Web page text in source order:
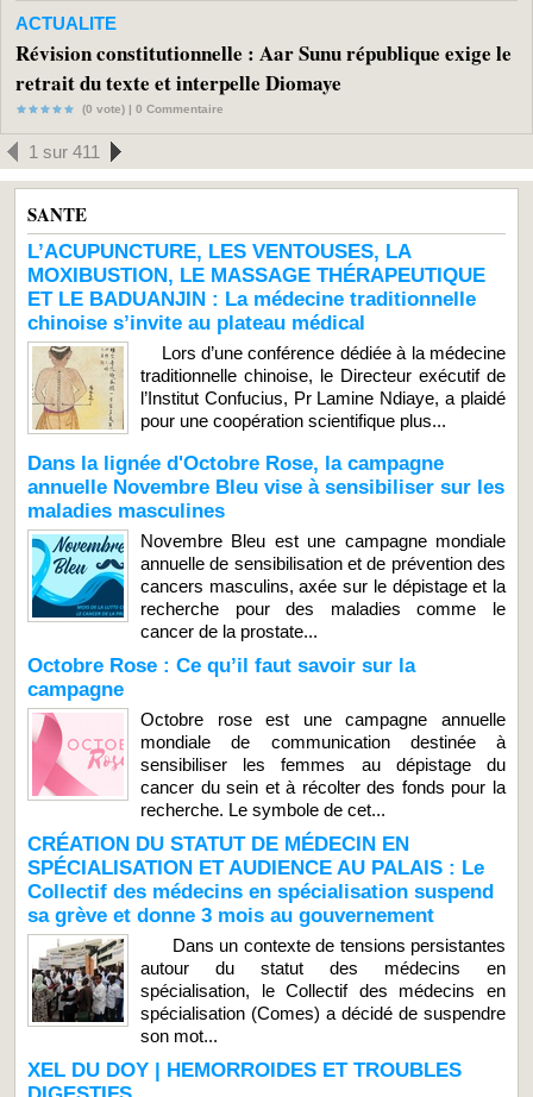
ACTUALITE
Révision constitutionnelle : Aar Sunu république exige le
retrait du texte et interpelle Diomaye
(0 vote) | 0 Commentaire
1 sur 411
SANTE
L’ACUPUNCTURE, LES VENTOUSES, LA
MOXIBUSTION, LE MASSAGE THÉRAPEUTIQUE
ET LE BADUANJIN : La médecine traditionnelle
chinoise s’invite au plateau médical
Lors d’une conférence dédiée à la médecine
traditionnelle chinoise, le Directeur exécutif de
l’Institut Confucius, Pr Lamine Ndiaye, a plaidé
pour une coopération scientifique plus...
Dans la lignée d'Octobre Rose, la campagne
annuelle Novembre Bleu vise à sensibiliser sur les
maladies masculines
Novembre Bleu est une campagne mondiale
annuelle de sensibilisation et de prévention des
cancers masculins, axée sur le dépistage et la
recherche pour des maladies comme le
cancer de la prostate...
Octobre Rose : Ce qu’il faut savoir sur la
campagne
Octobre rose est une campagne annuelle
mondiale de communication destinée à
sensibiliser les femmes au dépistage du
cancer du sein et à récolter des fonds pour la
recherche. Le symbole de cet...
CRÉATION DU STATUT DE MÉDECIN EN
SPÉCIALISATION ET AUDIENCE AU PALAIS : Le
Collectif des médecins en spécialisation suspend
sa grève et donne 3 mois au gouvernement
Dans un contexte de tensions persistantes
autour du statut des médecins en
spécialisation, le Collectif des médecins en
spécialisation (Comes) a décidé de suspendre
son mot...
XEL DU DOY | HEMORROIDES ET TROUBLES